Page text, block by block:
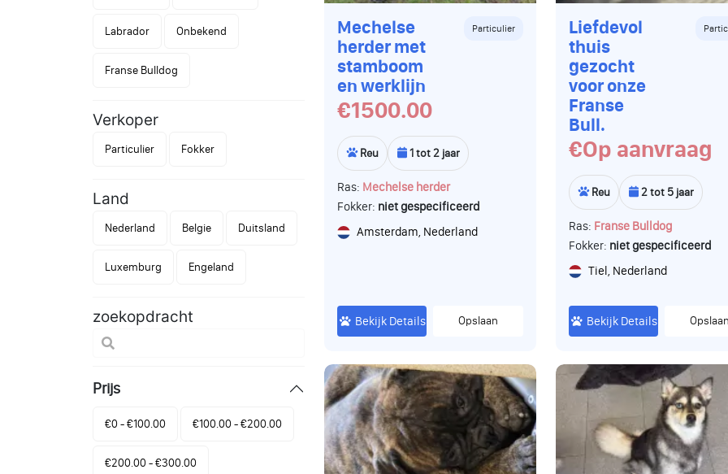
Labrador Onbekend
Franse Bulldog
Verkoper
Particulier Fokker
Land
Nederland Belgie Duitsland
Luxemburg Engeland
zoekopdracht
Prijs
€0 - €100.00 €100.00 - €200.00
€200.00 - €300.00
Mechelse
herder met
stamboom
en werklijn
Particulier
€1500.00
Reu 1 tot 2 jaar
Ras: Mechelse herder
Fokker: niet gespecificeerd
Amsterdam, Nederland
Bekijk Details Opslaan
Liefdevol
thuis
gezocht
voor onze
Franse
Bull.
€Op aanvraag
Reu 2 tot 5 jaar
Ras: Franse Bulldog
Fokker: niet gespecificeerd
Tiel, Nederland
Bekijk Details Opslaan